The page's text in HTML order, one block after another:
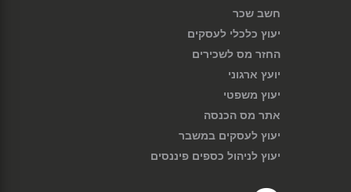
חשב שכר
יעוץ כלכלי לעסקים
החזר מס לשכירים
יועץ ארגוני
יעוץ משפטי
אתר מס הכנסה
יעוץ לעסקים במשבר
יעוץ לניהול כספים פיננסים